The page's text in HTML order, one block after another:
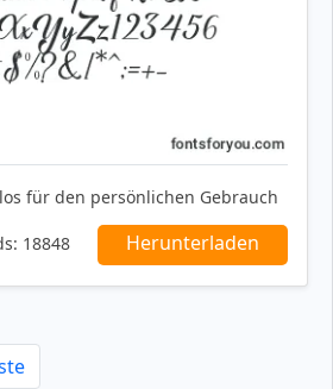
für den persönlichen Gebrauch
18848 Herunterladen